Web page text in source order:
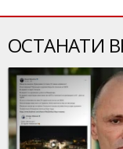
ОСТАНАТИ